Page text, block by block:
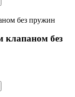
клапаном без